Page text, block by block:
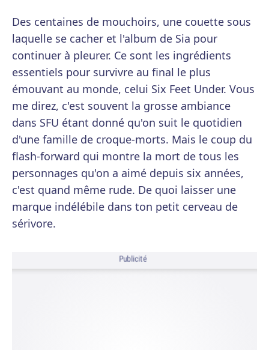
Des centaines de mouchoirs, une couette sous
laquelle se cacher et l'album de Sia pour
continuer à pleurer. Ce sont les ingrédients
essentiels pour survivre au final le plus
émouvant au monde, celui Six Feet Under. Vous
me direz, c'est souvent la grosse ambiance
dans SFU étant donné qu'on suit le quotidien
d'une famille de croque-morts. Mais le coup du
flash-forward qui montre la mort de tous les
personnages qu'on a aimé depuis six années,
c'est quand même rude. De quoi laisser une
marque indélébile dans ton petit cerveau de
sérivore.
Publicité